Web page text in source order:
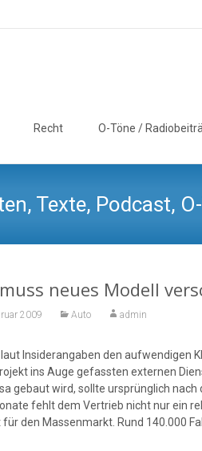
Recht O-Töne /
Texte, Podcast,
neues Modell
2009 Auto admin
Insiderangaben den aufwendigen
ins Auge gefassten externen
gebaut wird, sollte ursprünglich
fehlt dem Vertrieb nicht nur ein
den Massenmarkt. Rund 140.000